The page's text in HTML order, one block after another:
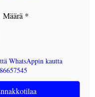
Määrä *
WhatsAppin kautta